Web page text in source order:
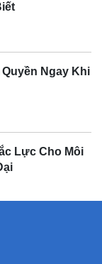
Ngay Khi
Lực Cho Môi